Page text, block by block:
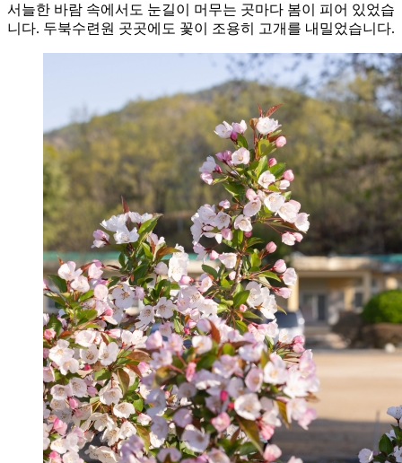
서늘한 바람 속에서도 눈길이 머무는 곳마다 봄이 피어 있었습
니다. 두북수련원 곳곳에도 꽃이 조용히 고개를 내밀었습니다.